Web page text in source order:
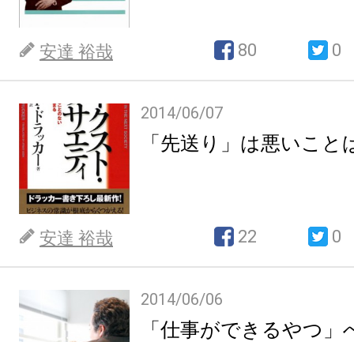
安達 裕哉 80 0
2014/06/07
「先送り」は悪いこ
安達 裕哉 22 0
2014/06/06
「仕事ができるやつ」